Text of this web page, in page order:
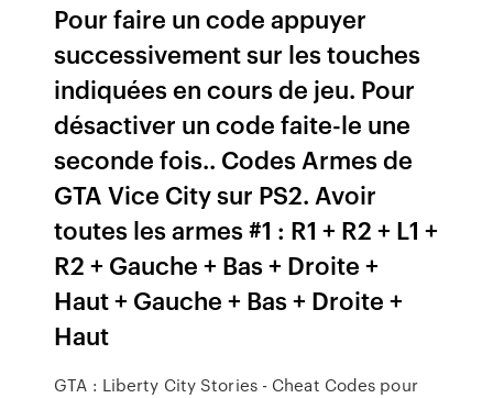
Pour faire un code appuyer
successivement sur les touches
indiquées en cours de jeu. Pour
désactiver un code faite-le une
seconde fois.. Codes Armes de
GTA Vice City sur PS2. Avoir
toutes les armes #1 : R1 + R2 + L1 +
R2 + Gauche + Bas + Droite +
Haut + Gauche + Bas + Droite +
Haut
GTA : Liberty City Stories - Cheat Codes pour